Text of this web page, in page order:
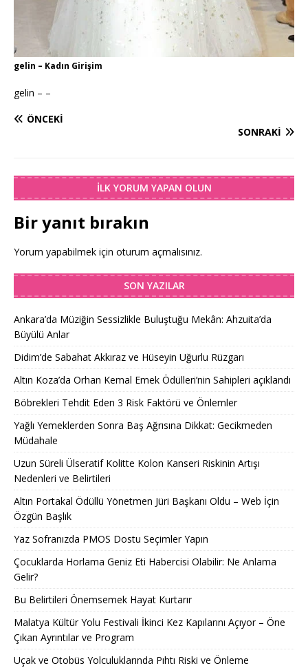
gelin – Kadın Girişim
gelin – –
ÖNCEKI
SONRAKI
İLK YORUM YAPAN OLUN
Bir yanıt bırakın
Yorum yapabilmek için oturum açmalısınız.
SON YAZILAR
Ankara’da Müziğin Sessizlikle Buluştuğu Mekân: Ahzuita’da
Büyülü Anlar
Didim’de Sabahat Akkıraz ve Hüseyin Uğurlu Rüzgarı
Altın Koza’da Orhan Kemal Emek Ödülleri’nin Sahipleri açıklandı
Böbrekleri Tehdit Eden 3 Risk Faktörü ve Önlemler
Yağlı Yemeklerden Sonra Baş Ağrısına Dikkat: Gecikmeden
Müdahale
Uzun Süreli Ülseratif Kolitte Kolon Kanseri Riskinin Artışı
Nedenleri ve Belirtileri
Altın Portakal Ödüllü Yönetmen Jüri Başkanı Oldu – Web İçin
Özgün Başlık
Yaz Sofranızda PMOS Dostu Seçimler Yapın
Çocuklarda Horlama Geniz Eti Habercisi Olabilir: Ne Anlama
Gelir?
Bu Belirtileri Önemsemek Hayat Kurtarır
Malatya Kültür Yolu Festivali İkinci Kez Kapılarını Açıyor – Öne
Çıkan Ayrıntılar ve Program
Uçak ve Otobüs Yolculuklarında Pıhtı Riski ve Önleme